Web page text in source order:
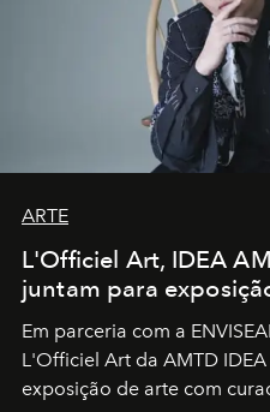
ARTE
L'Officiel Art, IDEA
juntam para
Em parceria com a
L'Officiel Art da AMTD IDEA
exposição de arte com